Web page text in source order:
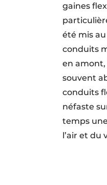
gaines
été mis
conduits
en amont,
souvent
conduits
néfaste
temps
l’air et du